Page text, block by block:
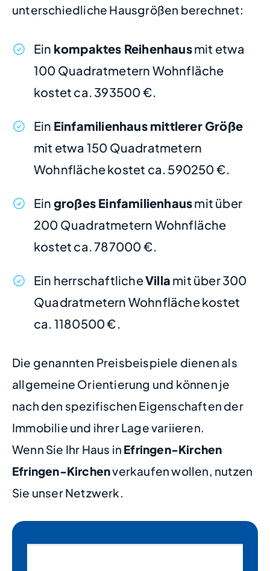
unterschiedliche Hausgrößen berechnet:
Ein kompaktes Reihenhausmit etwa
100 Quadratmetern Wohnfläche
kostet ca. 393500 €.
Ein Einfamilienhaus mittlerer Größe
mit etwa 150 Quadratmetern
Wohnfläche kostet ca. 590250 €.
Ein großes Einfamilienhausmit über
200 Quadratmetern Wohnfläche
kostet ca. 787000 €.
Ein herrschaftlicheVilla mit über 300
Quadratmetern Wohnfläche kostet
ca. 1180500 €.
Die genannten Preisbeispiele dienen als
allgemeine Orientierung und können je
nach den spezifischen Eigenschaften der
Immobilie und ihrer Lage variieren.
Wenn Sie Ihr Haus in Efringen-Kirchen
Efringen-Kirchenverkaufen wollen, nutzen
Sie unser Netzwerk.